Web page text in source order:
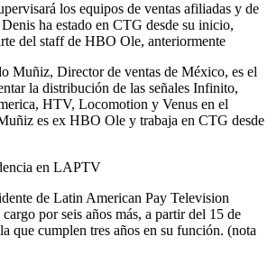
los equipos de ventas afiliadas y de
ha estado en CTG desde su inicio,
del staff de HBO Ole, anteriormente
Muñiz, Director de ventas de México, es el
la distribución de las señales Infinito,
HTV, Locomotion y Venus en el
es ex HBO Ole y trabaja en CTG desde
en LAPTV
de Latin American Pay Television
por seis años más, a partir del 15 de
que cumplen tres años en su función. (nota